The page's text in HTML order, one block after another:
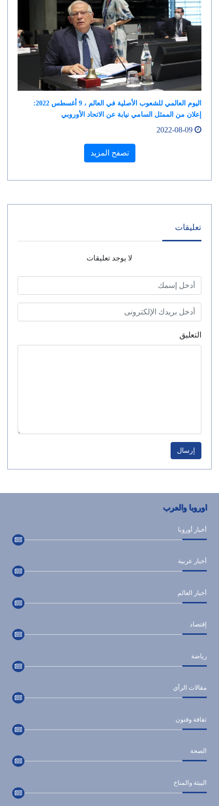
اليوم العالمي للشعوب الأصلية في العالم ، 9 أغسطس 2022:
إعلان من الممثل السامي نيابة عن الاتحاد الأوروبي
تصفح المزيد
تعليقات
لا يوجد تعليقات
التعليق
إرسال
اوروبا والعرب
أخبار أوروبا
أخبار عربية
أخبار العالم
إقتصاد
رياضة
مقالات الرأي
ثقافة وفنون
الصحة
البيئة والمناخ